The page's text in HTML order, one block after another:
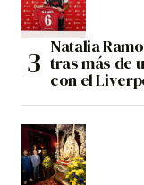
Natalia
tras más de
con el